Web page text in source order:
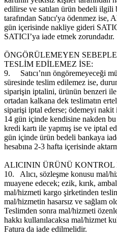
edilirse ve satılan ürün bedeli ilgili
tarafından Satıcı'ya ödenmez ise,
gün içerisinde nakliye gideri
SATICI’ya iade etmek zorundadır.
ÖNGÖRÜLEMEYEN
TESLİM EDİLEMEZ İSE:
9.
Satıcı’nın öngöremeyeceği
süresinde teslim edilemez ise,
siparişin iptalini, ürünün benzeri
ortadan kalkana dek teslimatın
siparişi iptal ederse; ödemeyi nakit
14 gün içinde kendisine nakden
kredi kartı ile yapmış ise ve iptal
gün içinde ürün bedeli bankaya
hesabına 2-3 hafta içerisinde
ALICININ ÜRÜNÜ
10.
Alıcı, sözleşme konusu mal/
muayene edecek; ezik, kırık,
mal/hizmeti kargo şirketinden
mal/hizmetin hasarsız ve sağlam
Teslimden sonra mal/hizmeti
hakkı kullanılacaksa mal/hizmet
Fatura da iade edilmelidir.